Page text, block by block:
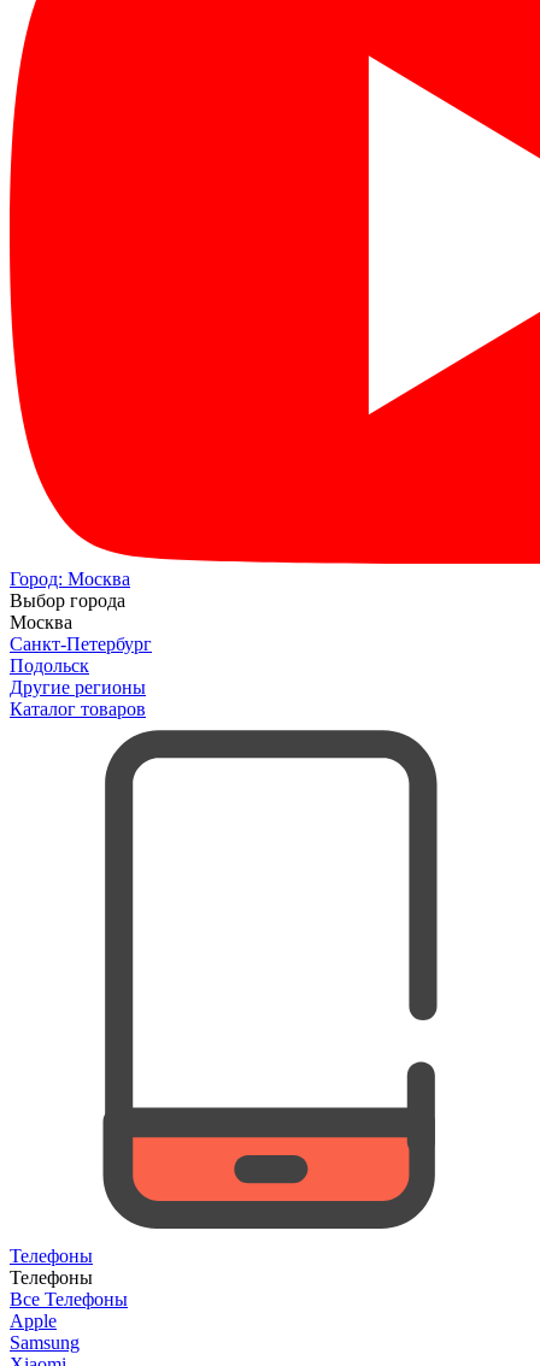
Город: Москва
Выбор города
Москва
Санкт-Петербург
Подольск
Другие регионы
Каталог товаров
Телефоны
Телефоны
Все Телефоны
Apple
Samsung